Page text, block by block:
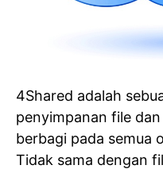
4Shared adalah
penyimpanan file
berbagi pada semua
Tidak sama dengan